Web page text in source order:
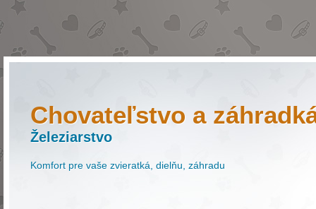
Chovateľstvo a
Železiarstvo
Komfort pre vaše zvieratká, dielňu, záhradu